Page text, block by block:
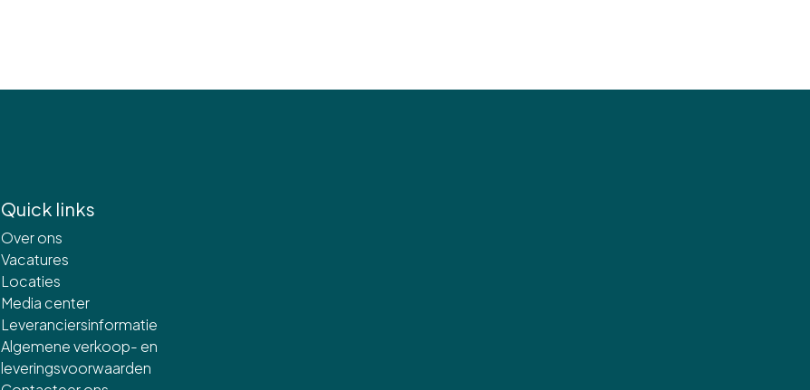
Quick links
Over ons
Vacatures
Locaties
Media center
Leveranciersinformatie
Algemene verkoop- en
leveringsvoorwaarden